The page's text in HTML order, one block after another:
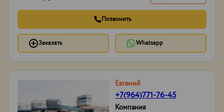
Позвонить
Заказать Whatsapp
Евгений
+7(964)771-76-45
Компания